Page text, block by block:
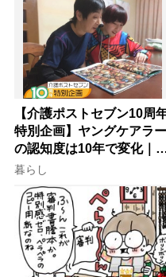
【介護ポストセブン10周
特別企画】ヤングケアラー
の認知度は10年で変化｜
行語大賞にノミネート、法
律にも明記されたが果たし
て現在は？
暮らし